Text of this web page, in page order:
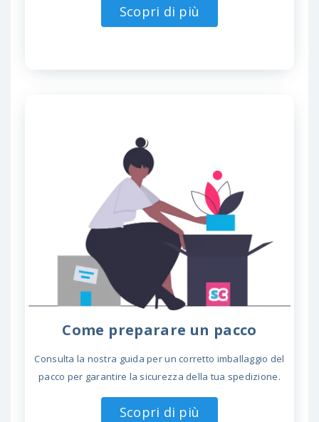
Scopri di più
Come preparare un pacco
Consulta la nostra guida per un corretto imballaggio del
pacco per garantire la sicurezza della tua spedizione.
Scopri di più